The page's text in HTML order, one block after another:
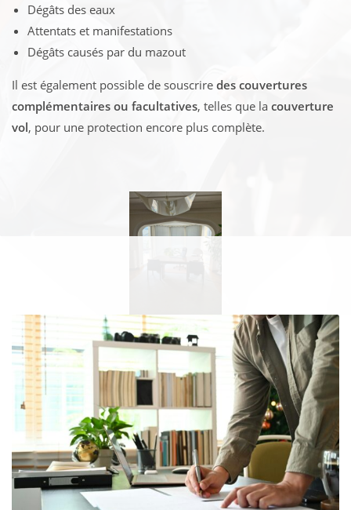
Dégâts des eaux
Attentats et manifestations
Dégâts causés par du mazout
Il est également possible de souscrire des couvertures
complémentaires ou facultatives, telles que la couverture
vol, pour une protection encore plus complète.